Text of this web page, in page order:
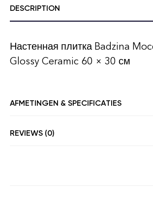
DESCRIPTION
Настенная плитка Badzina
Glossy Ceramic 60 × 30 см
AFMETINGEN & SPECIFICATIES
REVIEWS (0)